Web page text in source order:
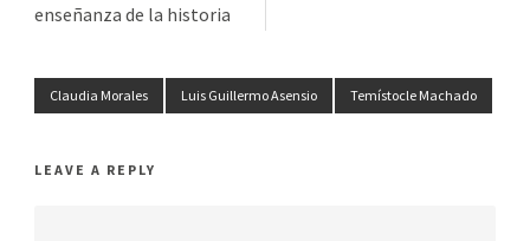
enseñanza de la historia
Claudia Morales Luis Guillermo Asensio Temístocle Machado
LEAVE A REPLY